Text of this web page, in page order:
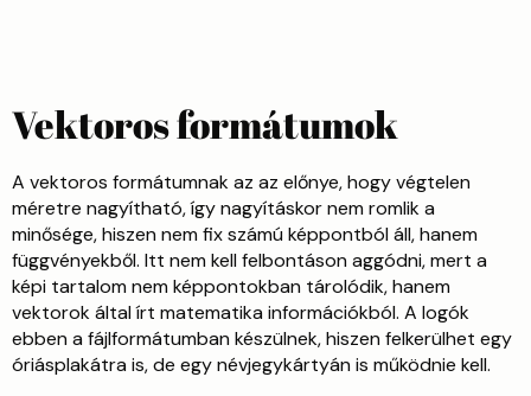
Vektoros formátumok
A vektoros formátumnak az az előnye, hogy végtelen
méretre nagyítható, így nagyításkor nem romlik a
minősége, hiszen nem fix számú képpontból áll, hanem
függvényekből. Itt nem kell felbontáson aggódni, mert a
képi tartalom nem képpontokban tárolódik, hanem
vektorok által írt matematika információkból. A logók
ebben a fájlformátumban készülnek, hiszen felkerülhet egy
óriásplakátra is, de egy névjegykártyán is működnie kell.